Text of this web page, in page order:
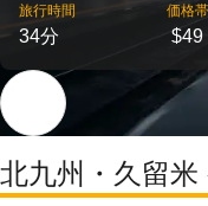
旅行時間
34分
価格帯
$49
北九州・久留米